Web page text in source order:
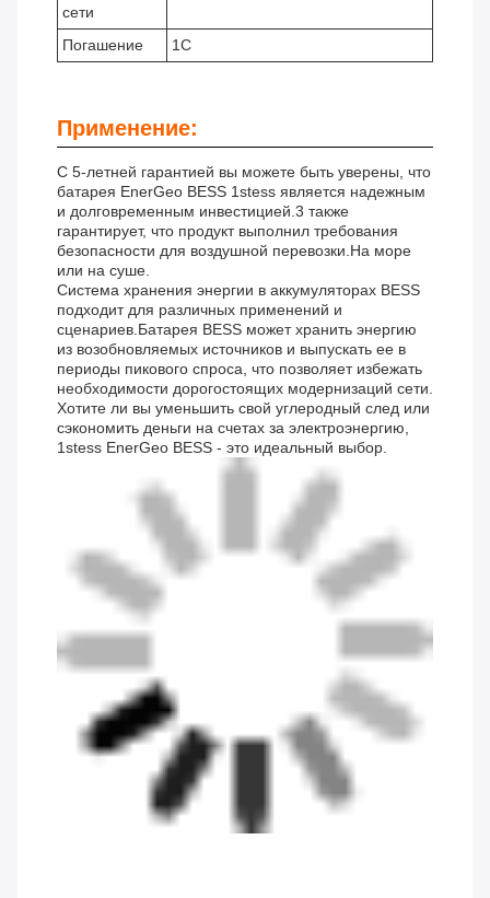
сети
Погашение 1С
Применение:
С 5-летней гарантией вы можете быть уверены, что
батарея EnerGeo BESS 1stess является надежным
и долговременным инвестицией.3 также
гарантирует, что продукт выполнил требования
безопасности для воздушной перевозки.На море
или на суше.
Система хранения энергии в аккумуляторах BESS
подходит для различных применений и
сценариев.Батарея BESS может хранить энергию
из возобновляемых источников и выпускать ее в
периоды пикового спроса, что позволяет избежать
необходимости дорогостоящих модернизаций сети.
Хотите ли вы уменьшить свой углеродный след или
сэкономить деньги на счетах за электроэнергию,
1stess EnerGeo BESS - это идеальный выбор.